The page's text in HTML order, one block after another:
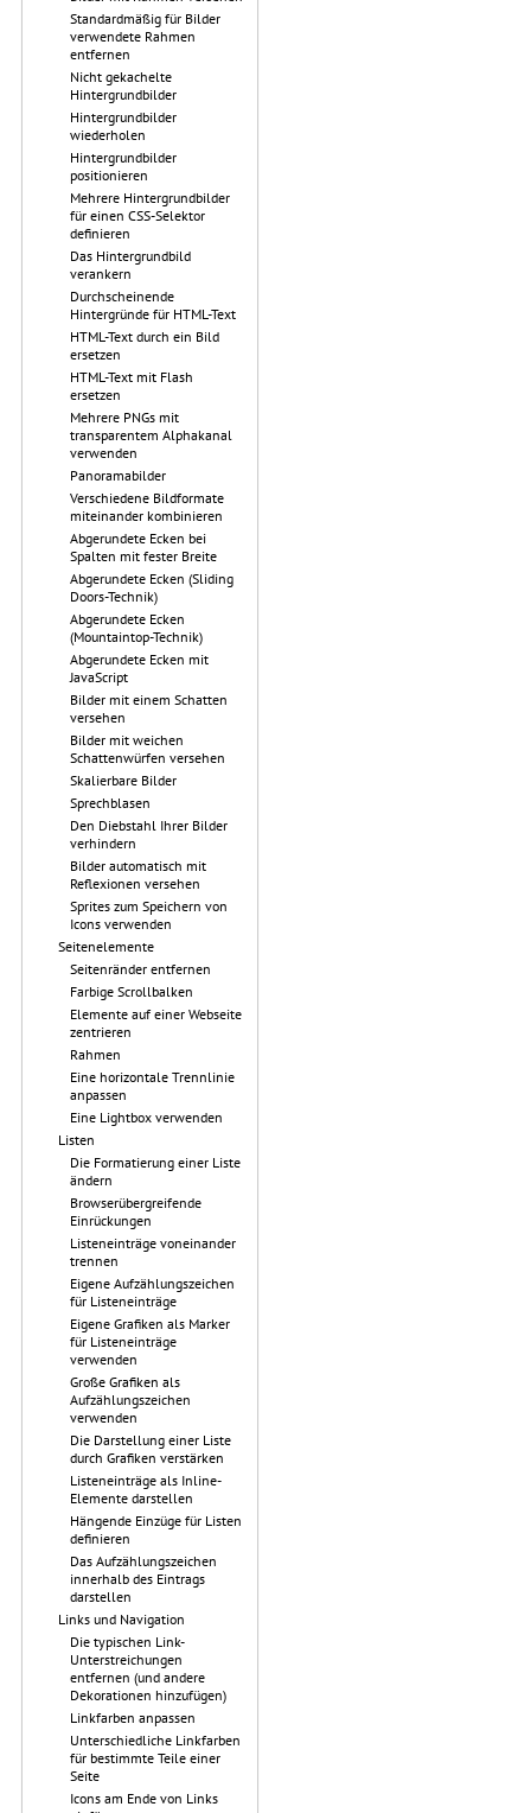
Standardmäßig für Bilder
verwendete Rahmen
entfernen
Nicht gekachelte
Hintergrundbilder
Hintergrundbilder
wiederholen
Hintergrundbilder
positionieren
Mehrere Hintergrundbilder
für einen CSS-Selektor
definieren
Das Hintergrundbild
verankern
Durchscheinende
Hintergründe für HTML-Text
HTML-Text durch ein Bild
ersetzen
HTML-Text mit Flash
ersetzen
Mehrere PNGs mit
transparentem Alphakanal
verwenden
Panoramabilder
Verschiedene Bildformate
miteinander kombinieren
Abgerundete Ecken bei
Spalten mit fester Breite
Abgerundete Ecken (Sliding
Doors-Technik)
Abgerundete Ecken
(Mountaintop-Technik)
Abgerundete Ecken mit
JavaScript
Bilder mit einem Schatten
versehen
Bilder mit weichen
Schattenwürfen versehen
Skalierbare Bilder
Sprechblasen
Den Diebstahl Ihrer Bilder
verhindern
Bilder automatisch mit
Reflexionen versehen
Sprites zum Speichern von
Icons verwenden
Seitenelemente
Seitenränder entfernen
Farbige Scrollbalken
Elemente auf einer Webseite
zentrieren
Rahmen
Eine horizontale Trennlinie
anpassen
Eine Lightbox verwenden
Listen
Die Formatierung einer Liste
ändern
Browserübergreifende
Einrückungen
Listeneinträge voneinander
trennen
Eigene Aufzählungszeichen
für Listeneinträge
Eigene Grafiken als Marker
für Listeneinträge
verwenden
Große Grafiken als
Aufzählungszeichen
verwenden
Die Darstellung einer Liste
durch Grafiken verstärken
Listeneinträge als Inline-
Elemente darstellen
Hängende Einzüge für Listen
definieren
Das Aufzählungszeichen
innerhalb des Eintrags
darstellen
Links und Navigation
Die typischen Link-
Unterstreichungen
entfernen (und andere
Dekorationen hinzufügen)
Linkfarben anpassen
Unterschiedliche Linkfarben
für bestimmte Teile einer
Seite
Icons am Ende von Links